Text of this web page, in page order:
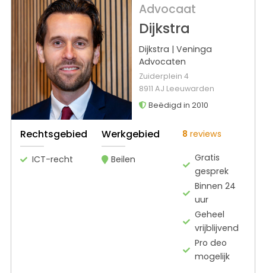
Advocaat
Dijkstra
Dijkstra | Veninga
Advocaten
Zuiderplein 4
8911 AJ Leeuwarden
Beëdigd in 2010
Rechtsgebied
ICT-recht
Werkgebied
Beilen
8 reviews
Gratis
gesprek
Binnen 24
uur
Geheel
vrijblijvend
Pro deo
mogelijk